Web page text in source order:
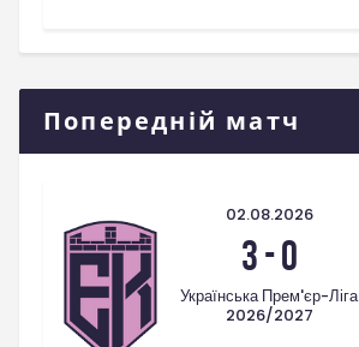
Попередній матч
02.08.2026
3-0
Українська Прем'єр-Ліга
2026/2027